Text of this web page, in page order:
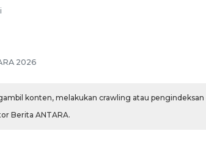
2026
konten, melakukan crawling atau
Berita ANTARA.